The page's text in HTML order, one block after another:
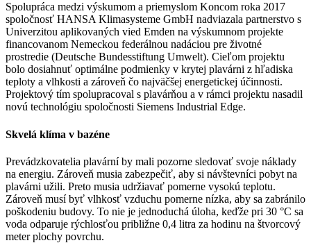
Spolupráca medzi výskumom a priemyslom Koncom roka 2017
spoločnosť HANSA Klimasysteme GmbH nadviazala partnerstvo s
Univerzitou aplikovaných vied Emden na výskumnom projekte
financovanom Nemeckou federálnou nadáciou pre životné
prostredie (Deutsche Bundesstiftung Umwelt). Cieľom projektu
bolo dosiahnuť optimálne podmienky v krytej plavárni z hľadiska
teploty a vlhkosti a zároveň čo najväčšej energetickej účinnosti.
Projektový tím spolupracoval s plavárňou a v rámci projektu nasadil
novú technológiu spoločnosti Siemens Industrial Edge.
Skvelá klíma v bazéne
Prevádzkovatelia plavární by mali pozorne sledovať svoje náklady
na energiu. Zároveň musia zabezpečiť, aby si návštevníci pobyt na
plavárni užili. Preto musia udržiavať pomerne vysokú teplotu.
Zároveň musí byť vlhkosť vzduchu pomerne nízka, aby sa zabránilo
poškodeniu budovy. To nie je jednoduchá úloha, keďže pri 30 °C sa
voda odparuje rýchlosťou približne 0,4 litra za hodinu na štvorcový
meter plochy povrchu.